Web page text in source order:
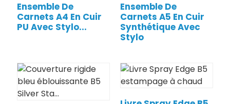
Ensemble De
Carnets A4 En Cuir
PU Avec Stylo...
Ensemble De
Carnets A5 En Cuir
Synthétique Avec
Stylo